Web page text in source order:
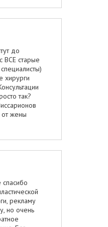
до
ВСЕ старые
хирурги
так?
жены
спасибо
рекламу
но очень